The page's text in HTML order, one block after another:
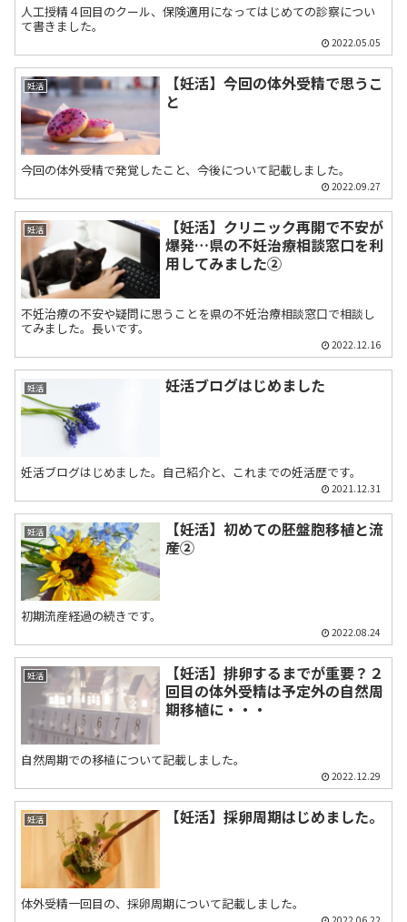
人工授精４回目のクール、保険適用になってはじめての診察につい
て書きました。
2022.05.05
妊活
【妊活】今回の体外受精で思うこ
と
今回の体外受精で発覚したこと、今後について記載しました。
2022.09.27
妊活
【妊活】クリニック再開で不安が
爆発…県の不妊治療相談窓口を利
用してみました②
不妊治療の不安や疑問に思うことを県の不妊治療相談窓口で相談し
てみました。長いです。
2022.12.16
妊活 妊活ブログはじめました
妊活ブログはじめました。自己紹介と、これまでの妊活歴です。
2021.12.31
妊活
【妊活】初めての胚盤胞移植と流
産②
初期流産経過の続きです。
2022.08.24
妊活
【妊活】排卵するまでが重要？２
回目の体外受精は予定外の自然周
期移植に・・・
自然周期での移植について記載しました。
2022.12.29
妊活 【妊活】採卵周期はじめました。
体外受精一回目の、採卵周期について記載しました。